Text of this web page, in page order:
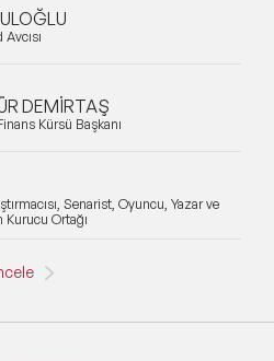
DEMİRTAŞ
Kürsü Başkanı
Senarist, Oyuncu, Yazar ve
Kurucu Ortağı